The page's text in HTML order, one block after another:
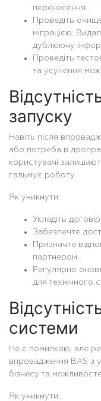
перенесення.
Проведіть
міграцією.
дублюючу
Проведіть
та усунення
запуску
Навіть після
або потреба в
користувачі
гальмує роботу.
Як уникнути:
Укладіть
Забезпечте
Призначте
партнером.
Регулярно
для технічного
системи
Не є помилкою, але
впровадження BAS з
бізнесу та
Як уникнути: